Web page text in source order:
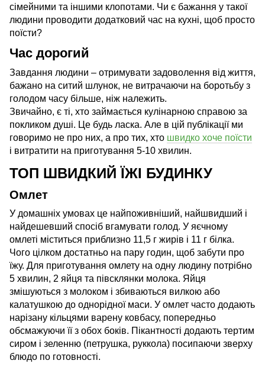
сімейними та іншими клопотами. Чи є бажання у такої
людини проводити додатковий час на кухні, щоб просто
поїсти?
Час дорогий
Завдання людини – отримувати задоволення від життя,
бажано на ситий шлунок, не витрачаючи на боротьбу з
голодом часу більше, ніж належить.
Звичайно, є ті, хто займається кулінарною справою за
покликом душі. Це будь ласка. Але в цій публікації ми
говоримо не про них, а про тих, хто швидко хоче поїсти
і витратити на приготування 5-10 хвилин.
ТОП ШВИДКИЙ ЇЖІ БУДИНКУ
Омлет
У домашніх умовах це найпоживніший, найшвидший і
найдешевший спосіб вгамувати голод. У яєчному
омлеті міститься приблизно 11,5 г жирів і 11 г білка.
Чого цілком достатньо на пару годин, щоб забути про
їжу. Для приготування омлету на одну людину потрібно
5 хвилин, 2 яйця та півсклянки молока. Яйця
змішуються з молоком і збиваються вилкою або
калатушкою до однорідної маси. У омлет часто додають
нарізану кільцями варену ковбасу, попередньо
обсмажуючи її з обох боків. Пікантності додають тертим
сиром і зеленню (петрушка, руккола) посипаючи зверху
блюдо по готовності.